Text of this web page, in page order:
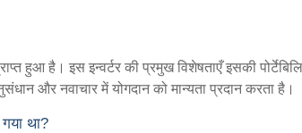
हुआ है। इस इन्वर्टर की प्रमुख विशेषताएँ इसकी
और नवाचार में योगदान को मान्यता प्रदान करता है।
गया था?